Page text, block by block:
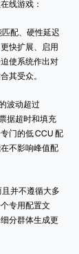
线游戏：
配、硬性延迟
快扩展、启用
使系统作出对
其受众。
波动超过
据超时和填充
门的低 CCU 配
不影响峰值配
并不遵循大多
专用配置文
分群体生成更